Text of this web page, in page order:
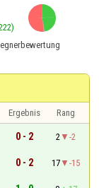
Ergebnis
Rang
0 - 2 2
-2
0 - 2 17
-15